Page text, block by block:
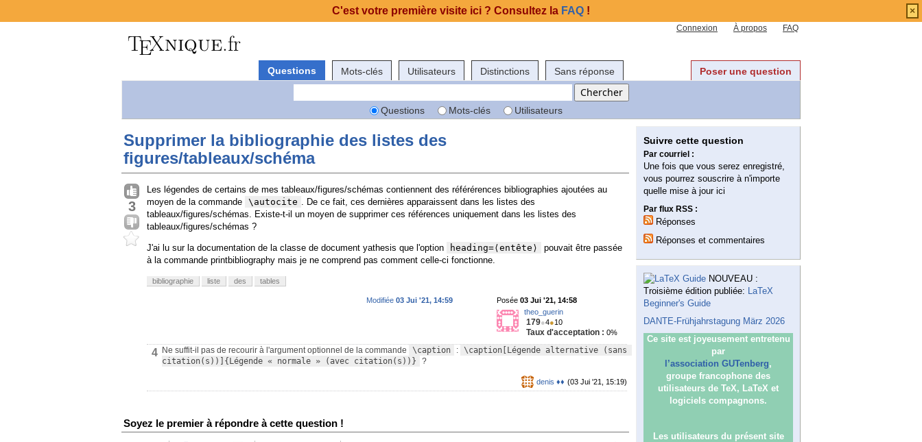
Connexion À propos FAQ
Questions Mots-clés Utilisateurs Distinctions Sans réponse Poser une question
Questions Mots-clés Utilisateurs
Supprimer la bibliographie des listes des
figures/tableaux/schéma
3
Les légendes de certains de mes tableaux/figures/schémas contiennent des référérences bibliographies ajoutées au
moyen de la commande \autocite . De ce fait, ces dernières apparaissent dans les listes des
tableaux/figures/schémas. Existe-t-il un moyen de supprimer ces références uniquement dans les listes des
tableaux/figures/schémas ?
J'ai lu sur la documentation de la classe de document yathesis que l'option heading=⟨entête⟩
pouvait être passée
à la commande printbibliography mais je ne comprend pas comment celle-ci fonctionne.
bibliographie liste des tables
Posée 03 Jui '21, 14:58
theo_guerin
179●4●10
Taux d'acceptation : 0%
Modifiée 03 Jui '21, 14:59
4 Ne suffit-il pas de recourir à l'argument optionnel de la commande \caption : \caption[Légende alternative (sans
citation(s))]{Légende « normale » (avec citation(s))}
?
(03 Jui '21, 15:19)
denis ♦♦
Soyez le premier à répondre à cette question !
Suivre cette question
Par courriel :
Une fois que vous serez enregistré,
vous pourrez souscrire à n'importe
quelle mise à jour ici
Par flux RSS :
Réponses
Réponses et commentaires
NOUVEAU :
Troisième édition publiée: LaTeX
Beginner's Guide
DANTE-Frühjahrstagung März 2026
Ce site est joyeusement entretenu
par
l’association GUTenberg,
groupe francophone des
utilisateurs de TeX, LaTeX et
logiciels compagnons.
Les utilisateurs du présent site
C'est votre première visite ici ? Consultez la FAQ ! ×